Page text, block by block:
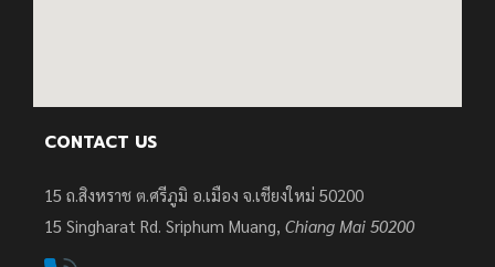
CONTACT US
15 ถ.สิงหราช ต.ศรีภูมิ อ.เมือง จ.เชียงใหม่ 50200
15 Singharat Rd. Sriphum Muang, Chiang Mai 50200